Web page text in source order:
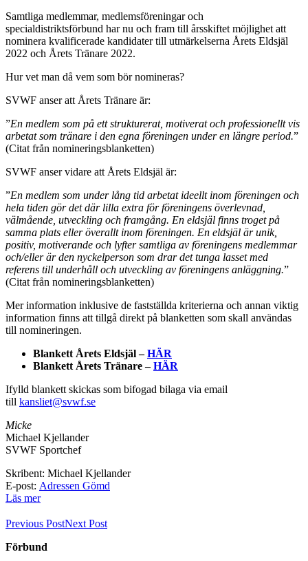
Samtliga medlemmar, medlemsföreningar och
specialdistriktsförbund har nu och fram till årsskiftet möjlighet att
nominera kvalificerade kandidater till utmärkelserna Årets Eldsjäl
2022 och Årets Tränare 2022.
Hur vet man då vem som bör nomineras?
SVWF anser att Årets Tränare är:
”En medlem som på ett strukturerat, motiverat och professionellt vis
arbetat som tränare i den egna föreningen under en längre period.”
(Citat från nomineringsblanketten)
SVWF anser vidare att Årets Eldsjäl är:
”En medlem som under lång tid arbetat ideellt inom föreningen och
hela tiden gör det där lilla extra för föreningens överlevnad,
välmående, utveckling och framgång. En eldsjäl finns troget på
samma plats eller överallt inom föreningen. En eldsjäl är unik,
positiv, motiverande och lyfter samtliga av föreningens medlemmar
och/eller är den nyckelperson som drar det tunga lasset med
referens till underhåll och utveckling av föreningens anläggning.”
(Citat från nomineringsblanketten)
Mer information inklusive de fastställda kriterierna och annan viktig
information finns att tillgå direkt på blanketten som skall användas
till nomineringen.
Blankett Årets Eldsjäl –HÄR
Blankett Årets Tränare –HÄR
Ifylld blankett skickas som bifogad bilaga via email
till kansliet@svwf.se
Micke
Michael Kjellander
SVWF Sportchef
Skribent: Michael Kjellander
E-post: Adressen Gömd
Läs mer
Previous PostNext Post
Förbund